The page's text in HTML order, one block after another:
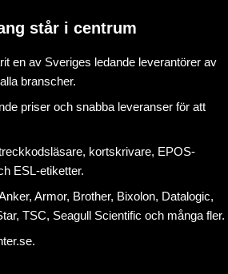
står i centrum
en av Sveriges ledande leverantörer av
branscher.
priser och snabba leveranser för att
, kortskrivare, EPOS-
ESL-etiketter.
Armor, Brother, Bixolon, Datalogic,
TSC, Seagull Scientific och många fler.
.